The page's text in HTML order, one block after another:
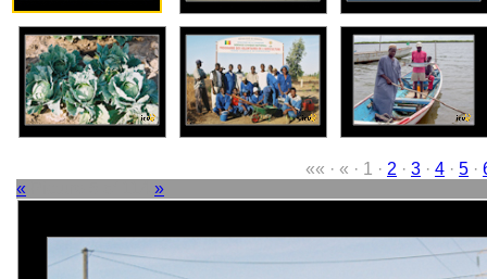
«« · « · 1 · 2 · 3 · 4 · 5 ·
«
»